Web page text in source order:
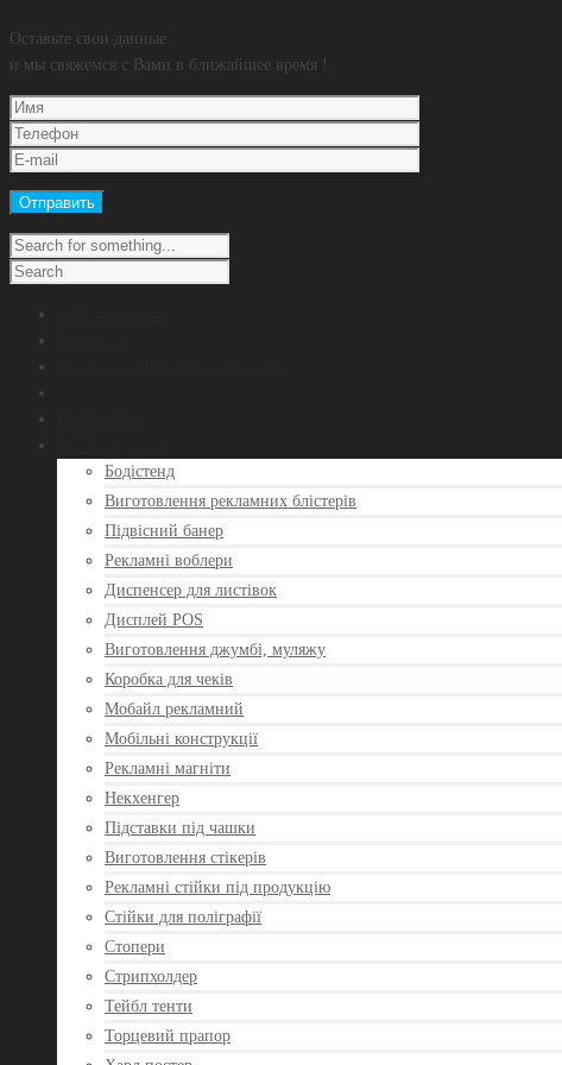
Оставьте свои данные
и мы свяжемся с Вами в ближайшее время !
Бодістенд
Виготовлення рекламних блістерів
Підвісний банер
Рекламні воблери
Диспенсер для листівок
Дисплей POS
Виготовлення джумбі, муляжу
Коробка для чеків
Мобайл рекламний
Мобільні конструкції
Рекламні магніти
Некхенгер
Підставки під чашки
Виготовлення стікерів
Рекламні стійки під продукцію
Стійки для поліграфії
Стопери
Стрипхолдер
Тейбл тенти
Торцевий прапор